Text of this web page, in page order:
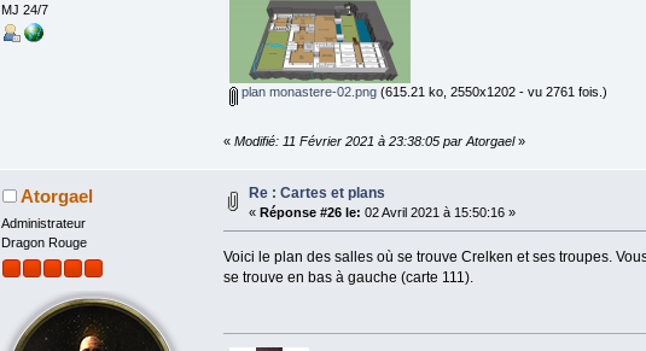
MJ 24/7
plan monastere-02.png (615.21 ko, 2550x1202 - vu 2761 fois.)
« Modifié: 11 Février 2021 à 23:38:05 par Atorgael»
Atorgael
Administrateur
Dragon Rouge
Re : Cartes et plans
«Réponse #26 le: 02 Avril 2021 à 15:50:16 »
Voici le plan des salles où se trouve Crelken et ses troupes.
se trouve en bas à gauche (carte 111).